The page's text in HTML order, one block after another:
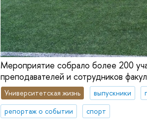
Мероприятие собрало более 200
преподавателей и сотрудников
Университетская жизнь выпускники
репортаж о событии
спорт